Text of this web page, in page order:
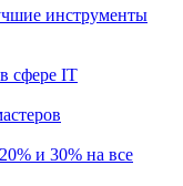
инструменты
сфере IT
и 30% на все